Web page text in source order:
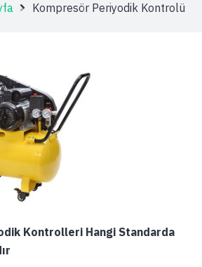
Kompresör Periyodik Kontrolü
Kontrolleri Hangi Standarda